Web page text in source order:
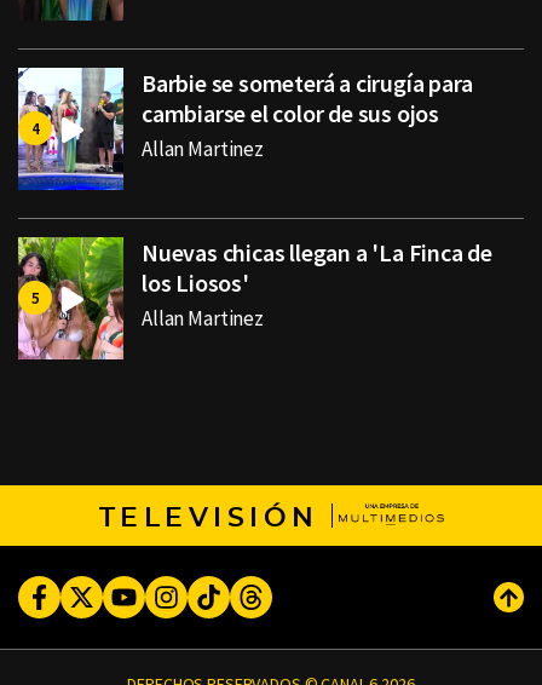
Barbie se someterá a cirugía para
cambiarse el color de sus ojos
Allan Martinez
Nuevas chicas llegan a 'La Finca de
los Liosos'
Allan Martinez
TELEVISIÓN
FacebookTwitterYoutubeInstagram
TikTokThreads